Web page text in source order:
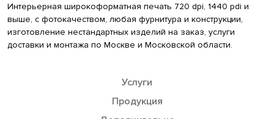
Интерьерная широкоформатная печать 720 dpi, 1440 pdi и
выше, с фотокачеством, любая фурнитура и конструкции,
изготовление нестандартных изделий на заказ, услуги
доставки и монтажа по Москве и Московской области.
Услуги
Продукция